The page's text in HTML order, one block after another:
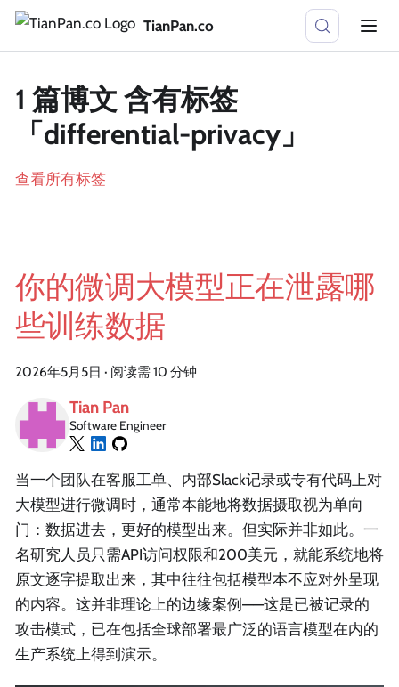
TianPan.co
1 篇博文 含有标签
「differential-privacy」
查看所有标签
你的微调大模型正在泄露哪
些训练数据
2026年5月5日 · 阅读需 10 分钟
Tian Pan
Software Engineer
当一个团队在客服工单、内部Slack记录或专有代码上对
大模型进行微调时，通常本能地将数据摄取视为单向
门：数据进去，更好的模型出来。但实际并非如此。一
名研究人员只需API访问权限和200美元，就能系统地将
原文逐字提取出来，其中往往包括模型本不应对外呈现
的内容。这并非理论上的边缘案例——这是已被记录的
攻击模式，已在包括全球部署最广泛的语言模型在内的
生产系统上得到演示。